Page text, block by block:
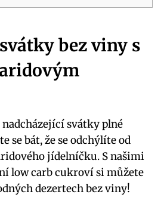
⁢bez viny ‌s
nadcházející svátky plné
se bát, že se odchýlíte od⁣
jídelníčku. S našimi
low⁢ carb cukroví ⁣si můžete
dezertech‌ bez viny!